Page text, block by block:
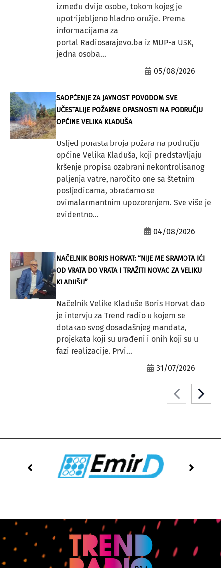
između dvije osobe, tokom kojeg je
upotrijebljeno hladno oružje. Prema
informacijama za
portal Radiosarajevo.ba iz MUP-a USK,
jedna osoba...
05/08/2026
SAOPĆENJE ZA JAVNOST POVODOM SVE
UČESTALIJE POŽARNE OPASNOSTI NA PODRUČJU
OPĆINE VELIKA KLADUŠA
Usljed porasta broja požara na području
općine Velika Kladuša, koji predstavljaju
kršenje propisa ozabrani nekontrolisanog
paljenja vatre, naročito one sa štetnim
posljedicama, obraćamo se
ovimalarmantnim upozorenjem. Sve više je
evidentno...
04/08/2026
NAČELNIK BORIS HORVAT: “NIJE ME SRAMOTA IĆI
OD VRATA DO VRATA I TRAŽITI NOVAC ZA VELIKU
KLADUŠU”
Načelnik Velike Kladuše Boris Horvat dao
je intervju za Trend radio u kojem se
dotakao svog dosadašnjeg mandata,
projekata koji su urađeni i onih koji su u
fazi realizacije. Prvi...
31/07/2026